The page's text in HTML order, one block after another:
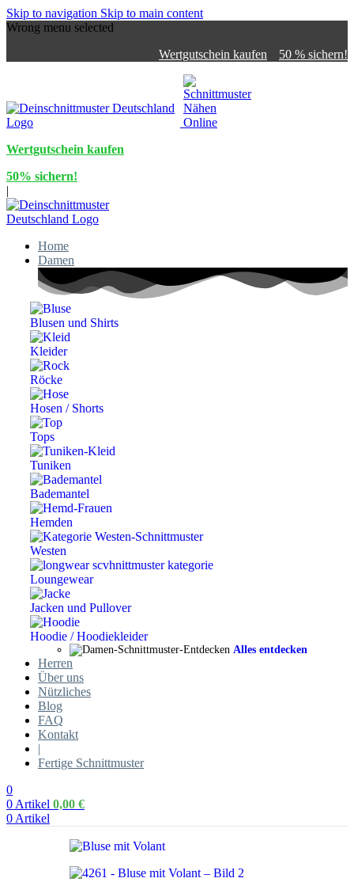
Skip to navigation Skip to main content
Wrong menu selected
Wertgutschein kaufen
50 % sichern!
Wertgutschein kaufen
50% sichern!
|
Home
Damen
Blusen und Shirts
Kleider
Röcke
Hosen / Shorts
Tops
Tuniken
Bademantel
Hemden
Westen
Loungewear
Jacken und Pullover
Hoodie / Hoodiekleider
Alles entdecken
Herren
Über uns
Nützliches
Blog
FAQ
Kontakt
|
Fertige Schnittmuster
0
0 Artikel 0,00 €
0 Artikel